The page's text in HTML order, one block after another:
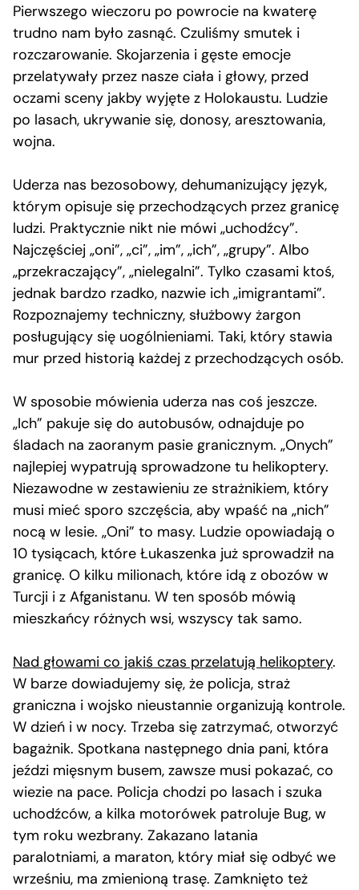
Pierwszego wieczoru po powrocie na kwaterę
trudno nam było zasnąć. Czuliśmy smutek i
rozczarowanie. Skojarzenia i gęste emocje
przelatywały przez nasze ciała i głowy, przed
oczami sceny jakby wyjęte z Holokaustu. Ludzie
po lasach, ukrywanie się, donosy, aresztowania,
wojna.
Uderza nas bezosobowy, dehumanizujący język,
którym opisuje się przechodzących przez granicę
ludzi. Praktycznie nikt nie mówi „uchodźcy”.
Najczęściej „oni”, „ci”, „im”, „ich”, „grupy”. Albo
„przekraczający”, „nielegalni”. Tylko czasami ktoś,
jednak bardzo rzadko, nazwie ich „imigrantami”.
Rozpoznajemy techniczny, służbowy żargon
posługujący się uogólnieniami. Taki, który stawia
mur przed historią każdej z przechodzących osób.
W sposobie mówienia uderza nas coś jeszcze.
„Ich” pakuje się do autobusów, odnajduje po
śladach na zaoranym pasie granicznym. „Onych”
najlepiej wypatrują sprowadzone tu helikoptery.
Niezawodne w zestawieniu ze strażnikiem, który
musi mieć sporo szczęścia, aby wpaść na „nich”
nocą w lesie. „Oni” to masy. Ludzie opowiadają o
10 tysiącach, które Łukaszenka już sprowadził na
granicę. O kilku milionach, które idą z obozów w
Turcji i z Afganistanu. W ten sposób mówią
mieszkańcy różnych wsi, wszyscy tak samo.
Nad głowami co jakiś czas przelatują helikoptery.
W barze dowiadujemy się, że policja, straż
graniczna i wojsko nieustannie organizują kontrole.
W dzień i w nocy. Trzeba się zatrzymać, otworzyć
bagażnik. Spotkana następnego dnia pani, która
jeździ mięsnym busem, zawsze musi pokazać, co
wiezie na pace. Policja chodzi po lasach i szuka
uchodźców, a kilka motorówek patroluje Bug, w
tym roku wezbrany. Zakazano latania
paralotniami, a maraton, który miał się odbyć we
wrześniu, ma zmienioną trasę. Zamknięto też